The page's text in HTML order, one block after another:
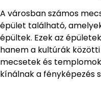
A városban számos
épület található,
épültek. Ezek az
hanem a kultúrák
mecsetek és
kínálnak a fényképezés